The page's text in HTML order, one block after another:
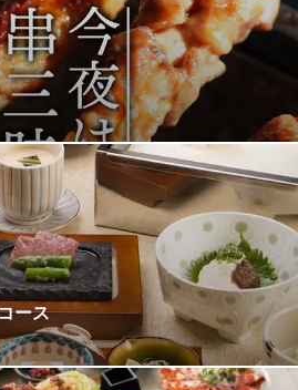
上質な完全個室のお席でゆったりと
。
府中店
分
TOSEI BLDG 2 5F
き鳥はゆずの助の看板メニューの一
ーシーの鳥串。プリプリとした弾力
たれの染み込ませ、じっくり焼き上
になるようなメニューも多数く有◎
ずの助
分
ース